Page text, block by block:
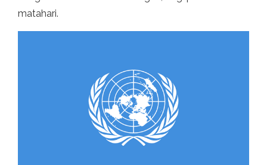
matahari.